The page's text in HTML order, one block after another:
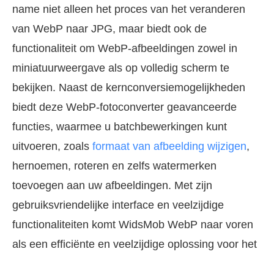
name niet alleen het proces van het veranderen
van WebP naar JPG, maar biedt ook de
functionaliteit om WebP-afbeeldingen zowel in
miniatuurweergave als op volledig scherm te
bekijken. Naast de kernconversiemogelijkheden
biedt deze WebP-fotoconverter geavanceerde
functies, waarmee u batchbewerkingen kunt
uitvoeren, zoals formaat van afbeelding wijzigen,
hernoemen, roteren en zelfs watermerken
toevoegen aan uw afbeeldingen. Met zijn
gebruiksvriendelijke interface en veelzijdige
functionaliteiten komt WidsMob WebP naar voren
als een efficiënte en veelzijdige oplossing voor het